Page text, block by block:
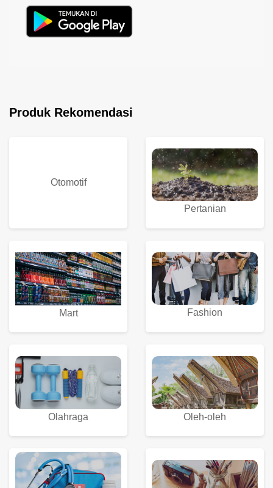
Produk Rekomendasi
Otomotif
Pertanian
Mart Fashion
Olahraga Oleh-oleh